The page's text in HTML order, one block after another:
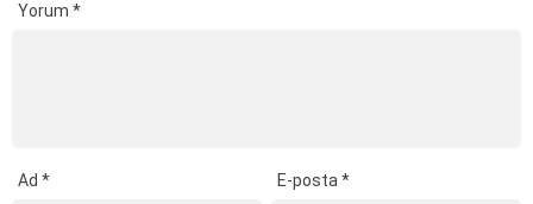
Yorum *
Ad * E-posta*